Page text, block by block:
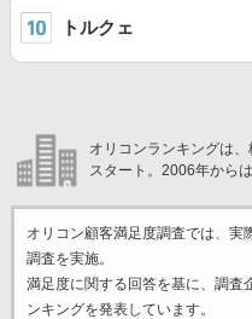
トルクェ
オリコンランキングは
スタート。2006年から
オリコン顧客満足度調査では、実
調査を実施。
満足度に関する回答を基に、調査
ンキングを発表しています。